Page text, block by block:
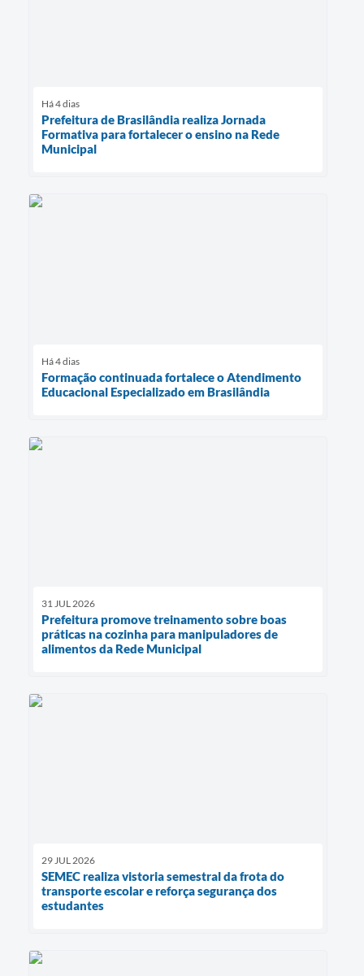
Há 4 dias
Prefeitura de Brasilândia realiza Jornada
Formativa para fortalecer o ensino na Rede
Municipal
Há 4 dias
Formação continuada fortalece o Atendimento
Educacional Especializado em Brasilândia
31 JUL 2026
Prefeitura promove treinamento sobre boas
práticas na cozinha para manipuladores de
alimentos da Rede Municipal
29 JUL 2026
SEMEC realiza vistoria semestral da frota do
transporte escolar e reforça segurança dos
estudantes